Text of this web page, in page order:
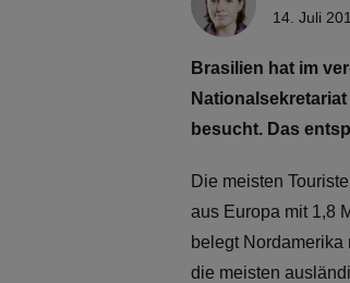
14. Juli
Brasilien hat im
besucht. Das
Die meisten
aus Europa mit 1,8
belegt
die meisten